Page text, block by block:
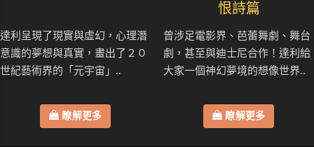
達利呈現了現實與虛幻，心理潛
意識的夢想與真實，畫出了２０
世紀藝術界的「元宇宙」..
瞭解更多
恨詩篇
曾涉足電影界、芭蕾舞劇、舞台
劇，甚至與迪士尼合作！達利給
大家一個神幻夢境的想像世界..
瞭解更多